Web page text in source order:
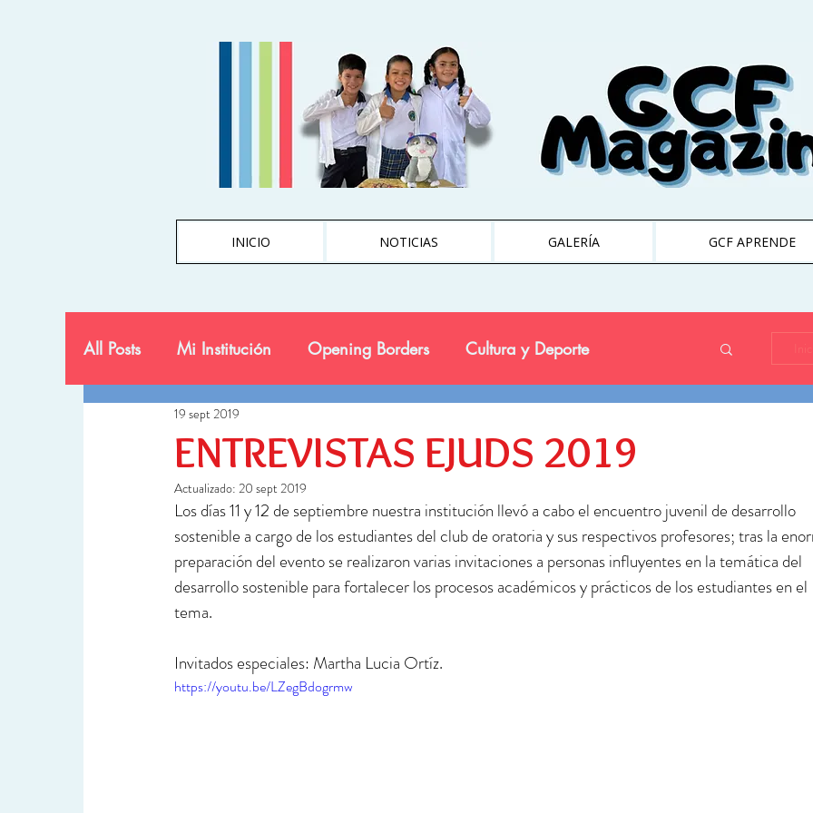
INICIO NOTICIAS GALERÍA GCF APRENDE
All Posts Mi Institución Opening Borders Cultura y Deporte
Ciencia y Tecnología
ENTREVISTAS EJUDS 2019
19 sept 2019
Actualizado: 20 sept 2019
Los días 11 y 12 de septiembre nuestra institución llevó a cabo el encuentro juvenil de desarrollo
sostenible a cargo de los estudiantes del club de oratoria y sus respectivos profesores; tras la
preparación del evento se realizaron varias invitaciones a personas influyentes en la temática del
desarrollo sostenible para fortalecer los procesos académicos y prácticos de los estudiantes en el
tema.
Invitados especiales: Martha Lucia Ortíz.
https://youtu.be/LZegBdogrmw